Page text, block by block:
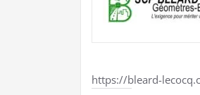
https://bleard-